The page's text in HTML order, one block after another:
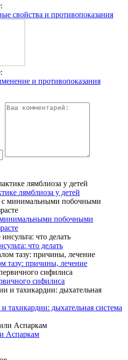
свойства и противопоказания
и противопоказания
лямблиоза у детей
минимальными побочными
что делать
тазу: причины, лечение
сифилиса
тахикардии: дыхательная система
Аспаркам